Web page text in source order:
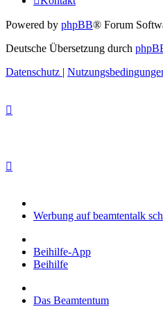
Powered by phpBB® Forum
Deutsche Übersetzung durch
Datenschutz |
Werbung auf beamtentalk
Beihilfe-App
Beihilfe
Das Beamtentum